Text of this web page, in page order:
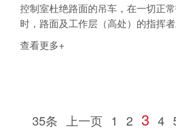
控制室杜绝路面的吊车，在一切正
时，路面及工作层（高处）的指挥
用无...
查看更多+
35条 上一页 1 2 3 4